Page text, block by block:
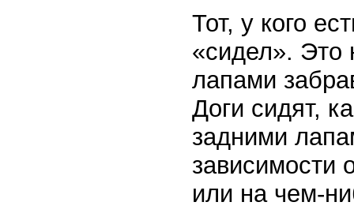
Тот, у кого
«сидел». Это
лапами
Доги сидят,
задними
зависимости
или на чем-